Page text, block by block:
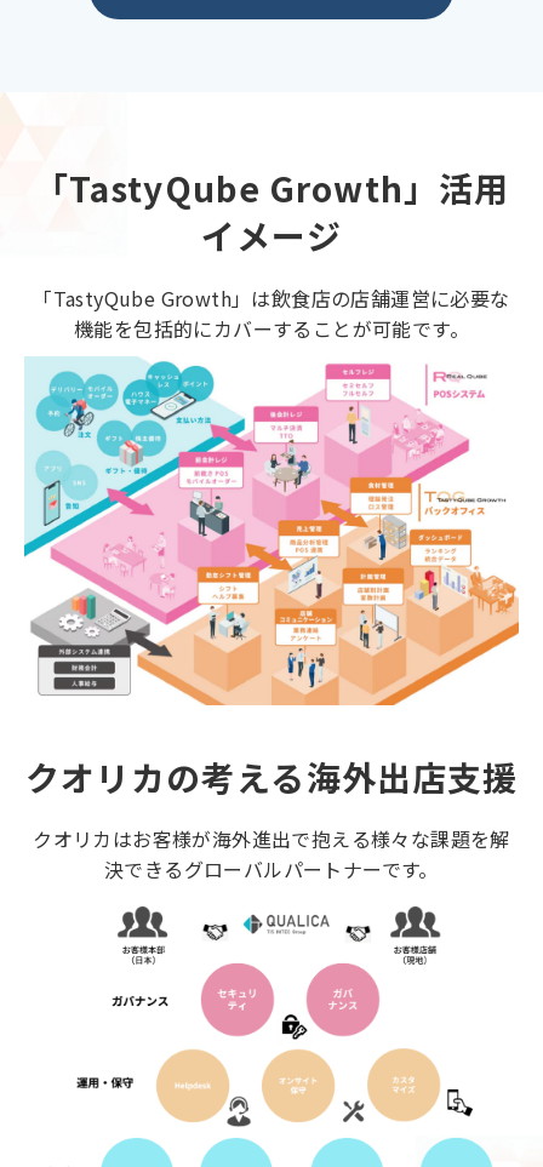
「TastyQube Growth」活用
イメージ
「TastyQube Growth」は飲食店の店舗運営に必要な
機能を包括的にカバーすることが可能です。
クオリカの考える海外出店支援
クオリカはお客様が海外進出で抱える様々な課題を解
決できるグローバルパートナーです。